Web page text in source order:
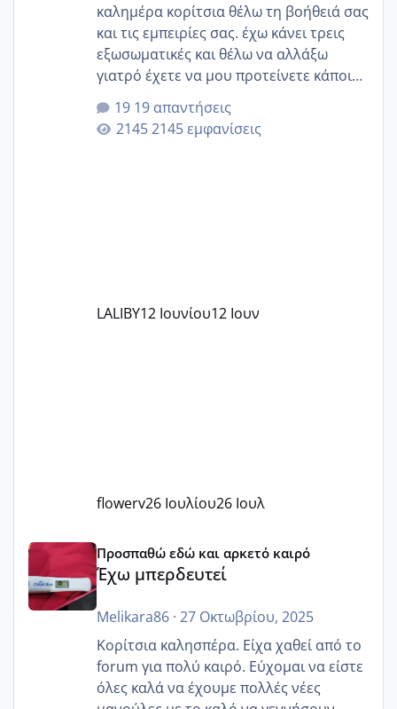
καλημέρα κορίτσια θέλω τη βοήθειά σας
και τις εμπειρίες σας. έχω κάνει τρεις
εξωσωματικές και θέλω να αλλάξω
γιατρό έχετε να μου προτείνετε κάποιον
που μείνατε ευχαριστημένες και είχατε
επιιτυχία? έκανα στο υγεία με τον
ζερβομανωλάκη (δεν το εψαξε καθόλου
19 απαντήσεις
2145 εμφανίσεις
LALIBY12 Ιουνίου12 Ιουν
flowerv26 Ιουλίου26 Ιουλ
Έχω μπερδευτεί
Προσπαθώ εδώ και αρκετό καιρό
Έχω μπερδευτεί
Melikara86· 27 Οκτωβρίου, 2025
Κορίτσια καλησπέρα. Είχα χαθεί από το
forum για πολύ καιρό. Εύχομαι να είστε
όλες καλά να έχουμε πολλές νέες